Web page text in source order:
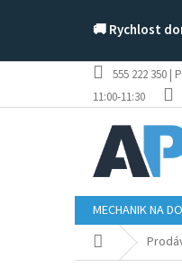
🚚 Rychlost
555 222 350 |
11:00-11:30
MECHANIK NA
Domů